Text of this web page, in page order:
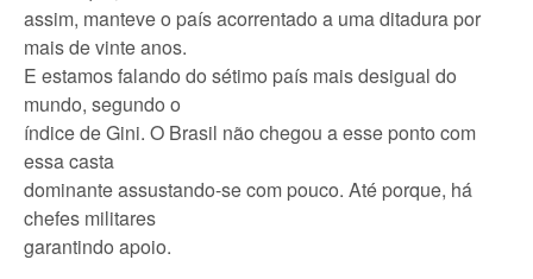
assim, manteve o país acorrentado a uma ditadura por
mais de vinte anos.
E estamos falando do sétimo país mais desigual do
mundo, segundo o
índice de Gini. O Brasil não chegou a esse ponto com
essa casta
dominante assustando-se com pouco. Até porque, há
chefes militares
garantindo apoio.